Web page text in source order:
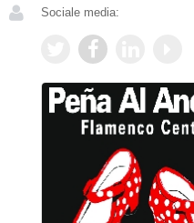
Sociale media: